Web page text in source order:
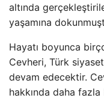
altında
yaşamına
Hayatı boyunca
Cevheri, Türk
devam edecektir.
hakkında daha